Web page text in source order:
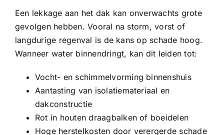
Een lekkage aan het dak kan onverwachts grote
gevolgen hebben. Vooral na storm, vorst of
langdurige regenval is de kans op schade hoog.
Wanneer water binnendringt, kan dit leiden tot:
Vocht- en schimmelvorming binnenshuis
Aantasting van isolatiemateriaal en
dakconstructie
Rot in houten draagbalken of boeidelen
Hoge herstelkosten door verergerde schade